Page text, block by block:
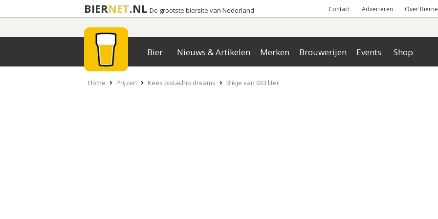
BIERNET.NL De grootste biersite van Nederland Contact Adverteren Over
Bier Nieuws & Artikelen Merken Brouwerijen Events Shop
Home Prijzen Kees pistachio dreams Blikje van 033 liter